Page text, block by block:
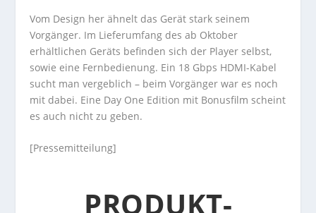
Vom Design her ähnelt das Gerät stark seinem
Vorgänger. Im Lieferumfang des ab Oktober
erhältlichen Geräts befinden sich der Player selbst,
sowie eine Fernbedienung. Ein 18 Gbps HDMI-Kabel
sucht man vergeblich – beim Vorgänger war es noch
mit dabei. Eine Day One Edition mit Bonusfilm scheint
es auch nicht zu geben.
[Pressemitteilung]
PRODUKT-